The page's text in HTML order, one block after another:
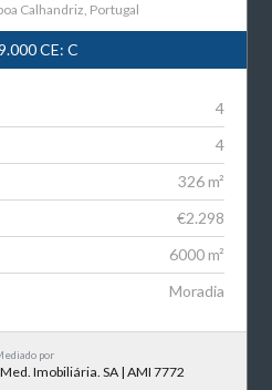
Calhandriz, Portugal
CE: C
4
4
326 m²
€2.298
6000 m²
Moradia
por
Imobiliária. SA | AMI 7772